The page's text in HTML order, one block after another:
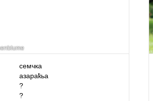
семчка
азараҟьа
?
?